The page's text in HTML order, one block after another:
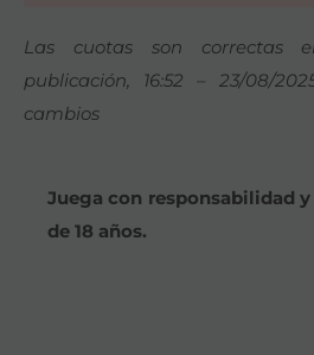
Las cuotas son correctas
publicación, 16:52 – 23/08/
cambios
Juega con responsabilidad
de 18 años.